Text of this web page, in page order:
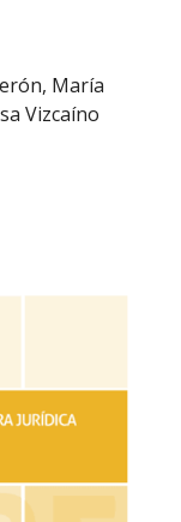
María
Vizcaíno